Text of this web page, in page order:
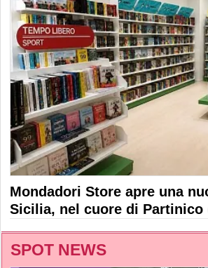
Mondadori Store apre una
Sicilia, nel cuore di Partinico
SPOT NEWS